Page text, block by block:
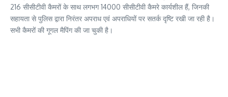
216 सीसीटीवी कैमरों के साथ लगभग 14000 सीसीटीवी कैमरे कार्यशील हैं, जिनकी
सहायता से पुलिस द्वारा निरंतर अपराध एवं अपराधियों पर सतर्क दृष्टि रखी जा रही है।
सभी कैमरों की गूगल मैपिंग की जा चुकी है।